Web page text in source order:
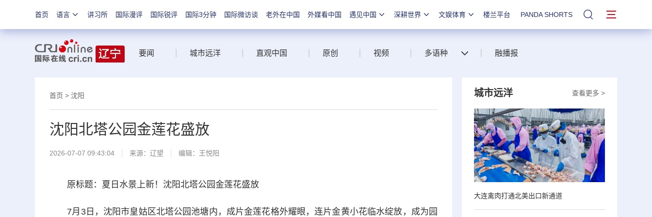
首页 语言 讲习所 国际漫评 国际锐评 国际3分钟 国际微访谈 老外在中国 外媒看中国 遇见中国 深耕世界 文娱体育 楼兰平台 PANDA SHORTS 站内搜索
要闻 城市远洋 直观中国 原创 视频 多语种 融播报
首页 > 沈阳
沈阳北塔公园金莲花盛放
2026-07-07 09:43:04 来源： 辽望 编辑：王悦阳
原标题：夏日水景上新！沈阳北塔公园金莲花盛放
7月3日，沈阳市皇姑区北塔公园池塘内，成片金莲花格外耀眼，连片金黄小花临水绽放，成为园
查看更多 >
城市远洋
大连禽肉打通北美出口新通道